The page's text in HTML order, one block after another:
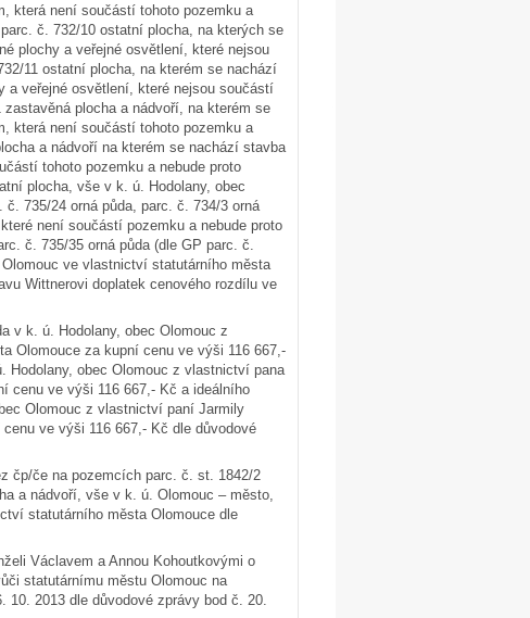
která není součástí tohoto pozemku a
č. 732/10 ostatní plocha, na kterých se
plochy a veřejné osvětlení, které nejsou
11 ostatní plocha, na kterém se nachází
a veřejné osvětlení, které nejsou součástí
plocha a nádvoří, na kterém se
která není součástí tohoto pozemku a
a nádvoří na kterém se nachází stavba
tohoto pozemku a nebude proto
plocha, vše v k. ú. Hodolany, obec
735/24 orná půda, parc. č. 734/3 orná
není součástí pozemku a nebude proto
č. 735/35 orná půda (dle GP parc. č.
ve vlastnictví statutárního města
Wittnerovi doplatek cenového rozdílu ve
v k. ú. Hodolany, obec Olomouc z
Olomouce za kupní cenu ve výši 116 667,-
Hodolany, obec Olomouc z vlastnictví pana
cenu ve výši 116 667,- Kč a ideálního
Olomouc z vlastnictví paní Jarmily
ve výši 116 667,- Kč dle důvodové
čp/če na pozemcích parc. č. st. 1842/2
a nádvoří, vše v k. ú. Olomouc – město,
statutárního města Olomouce dle
Václavem a Annou Kohoutkovými o
statutárnímu městu Olomouc na
10. 2013 dle důvodové zprávy bod č. 20.